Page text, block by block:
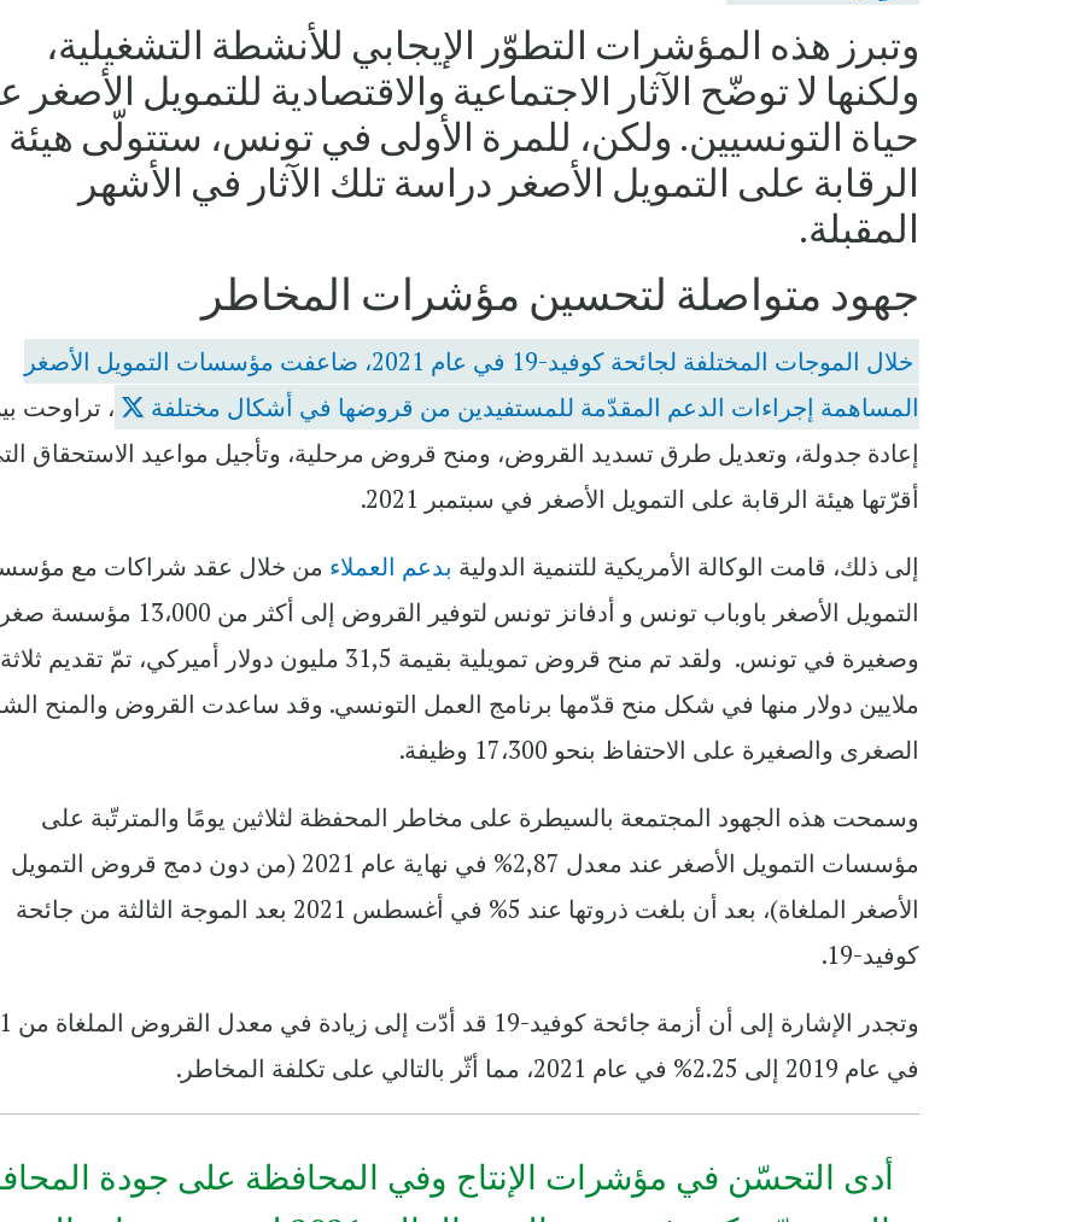
وتبرز هذه المؤشرات التطوّر الإيجابي للأنشطة التشغيلية،
ولكنها لا توضّح الآثار الاجتماعية والاقتصادية للتمويل الأصغر
حياة التونسيين. ولكن، للمرة الأولى في تونس، ستتولّى هيئة
الرقابة على التمويل الأصغر دراسة تلك الآثار في الأشهر
المقبلة.
جهود متواصلة لتحسين مؤشرات المخاطر
خلال الموجات المختلفة لجائحة كوفيد-19 في عام 2021، ضاعفت مؤسسات التمويل الأصغر
المساهمة إجراءات الدعم المقدّمة للمستفيدين من قروضها في أشكال مختلفة
، تراوحت
إعادة جدولة، وتعديل طرق تسديد القروض، ومنح قروض مرحلية، وتأجيل مواعيد الاستحقاق
أقرّتها هيئة الرقابة على التمويل الأصغر في سبتمبر 2021.
إلى ذلك، قامت الوكالة الأمريكية للتنمية الدولية بدعم العملاء من خلال عقد شراكات مع
التمويل الأصغر باوباب تونس و أدفانز تونس لتوفير القروض إلى أكثر من
وصغيرة في تونس. ولقد تم منح قروض تمويلية بقيمة 31,5 مليون دولار أميركي، تمّ تقديم ثلاثة
ملايين دولار منها في شكل منح قدّمها برنامج العمل التونسي. وقد ساعدت القروض والمنح
الصغرى والصغيرة على الاحتفاظ بنحو 17،300 وظيفة.
وسمحت هذه الجهود المجتمعة بالسيطرة على مخاطر المحفظة لثلاثين يومًا والمترتّبة على
مؤسسات التمويل الأصغر عند معدل 2,87% في نهاية عام 2021 (من دون دمج قروض التمويل
الأصغر الملغاة)، بعد أن بلغت ذروتها عند 5% في أغسطس 2021 بعد الموجة الثالثة من جائحة
كوفيد-19.
في عام 2019 إلى 2.25% في عام 2021، مما أثّر بالتالي على تكلفة المخاطر.
أدى التحسّن في مؤشرات الإنتاج وفي المحافظة على جودة